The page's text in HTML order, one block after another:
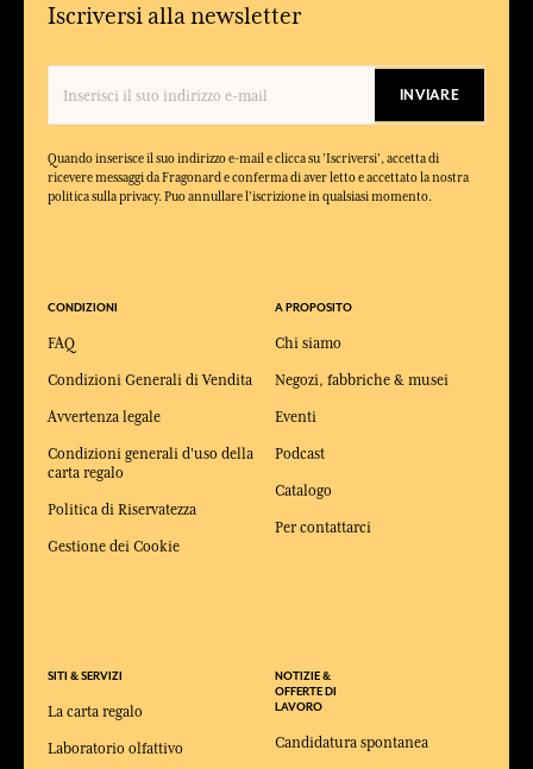
Iscriversi alla newsletter
INVIARE
Quando inserisce il suo indirizzo e-mail e clicca su 'Iscriversi', accetta di
ricevere messaggi da Fragonard e conferma di aver letto e accettato la nostra
politica sulla privacy. Puo annullare l'iscrizione in qualsiasi momento.
CONDIZIONI
FAQ
Condizioni Generali di Vendita
Avvertenza legale
Condizioni generali d'uso della
carta regalo
Politica di Riservatezza
Gestione dei Cookie
SITI & SERVIZI
La carta regalo
Laboratorio olfattivo
A PROPOSITO
Chi siamo
Negozi, fabbriche & musei
Eventi
Podcast
Catalogo
Per contattarci
NOTIZIE &
OFFERTE DI
LAVORO
Candidatura spontanea